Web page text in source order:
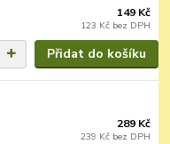
149 Kč
123 Kč bez DPH
Přidat do košíku
289 Kč
239 Kč bez DPH